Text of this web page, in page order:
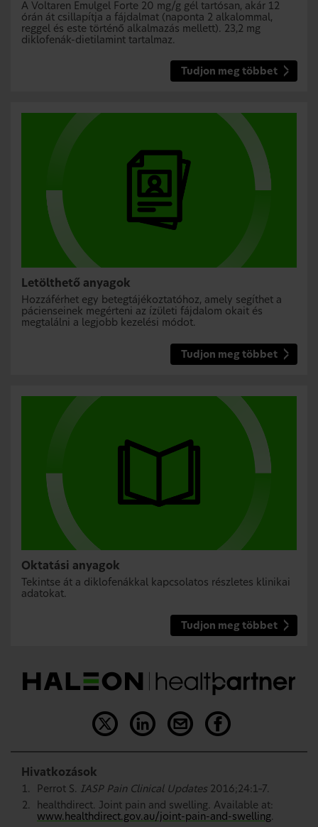
A Voltaren Emulgel Forte 20 mg/g gél tartósan, akár 12
órán át csillapítja a fájdalmat (naponta 2 alkalommal,
reggel és este történő alkalmazás mellett). 23,2 mg
diklofenák-dietilamint tartalmaz.
Tudjon meg többet
Letölthető anyagok
Hozzáférhet egy betegtájékoztatóhoz, amely segíthet a
pácienseinek megérteni az ízületi fájdalom okait és
megtalálni a legjobb kezelési módot.
Tudjon meg többet
Oktatási anyagok
Tekintse át a diklofenákkal kapcsolatos részletes klinikai
adatokat.
Tudjon meg többet
Hivatkozások
Perrot S. IASP Pain Clinical Updates 2016;24:1–7.
healthdirect. Joint pain and swelling. Available at:
www.healthdirect.gov.au/joint-pain-and-swelling.